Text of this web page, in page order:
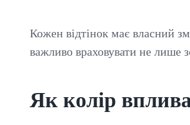
Кожен відтінок має власний
важливо враховувати не лише
Як колір